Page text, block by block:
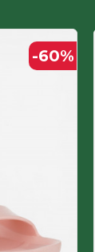
ЖЕНСКИ
-60%